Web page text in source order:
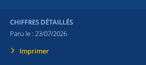
CHIFFRES DÉTAILLÉS
Paru le : 23/07/2026
Imprimer